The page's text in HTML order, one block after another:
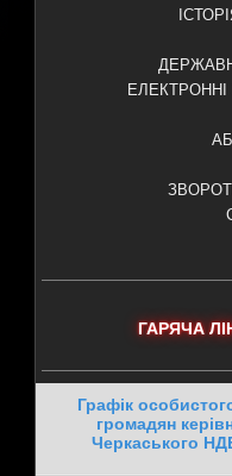
ГАРЯЧА
Графік
громадян
Черкаського